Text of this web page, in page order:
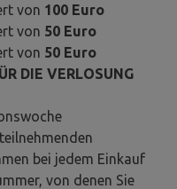
von 100 Euro
von 50 Euro
von 50 Euro
DIE VERLOSUNG
bei jedem Einkauf
von denen Sie